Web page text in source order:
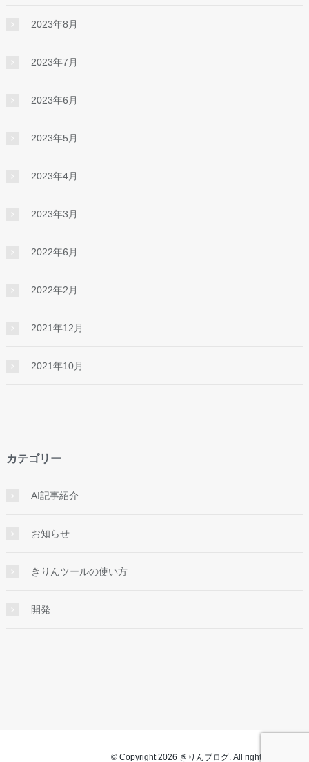
2023年8月
2023年7月
2023年6月
2023年5月
2023年4月
2023年3月
2022年6月
2022年2月
2021年12月
2021年10月
カテゴリー
AI記事紹介
お知らせ
きりんツールの使い方
開発
© Copyright 2026 きりんブログ. All rights reserved.